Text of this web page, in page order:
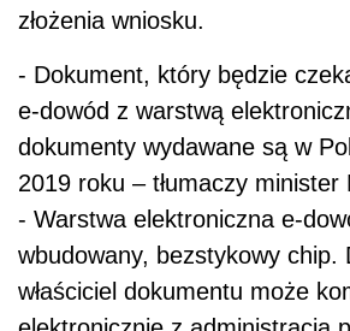
złożenia wniosku.
- Dokument, który będzie
e-dowód z warstwą
dokumenty wydawane są w
2019 roku – tłumaczy minister
- Warstwa elektroniczna e-
wbudowany, bezstykowy chip.
właściciel dokumentu może